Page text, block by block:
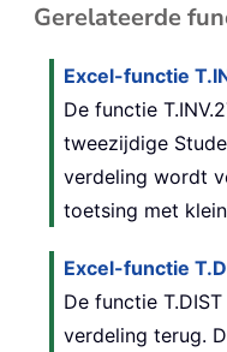
Gerelateerde
Excel-functie
De functie
tweezijdige
verdeling wordt
toetsing met
Excel-functie
De functie
verdeling terug.